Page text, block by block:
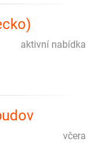
aktivní nabídka
včera